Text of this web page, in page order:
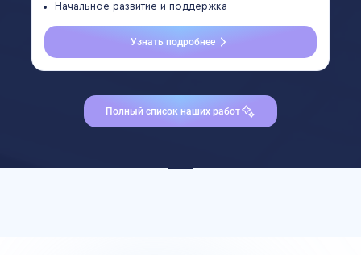
Начальное развитие и поддержка
Узнать подробнее
Полный список наших работ